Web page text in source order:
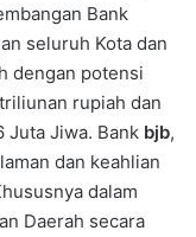
Bank
seluruh Kota dan
dengan potensi
rupiah dan
Juta Jiwa. Bank bjb,
dan keahlian
dalam
Daerah secara